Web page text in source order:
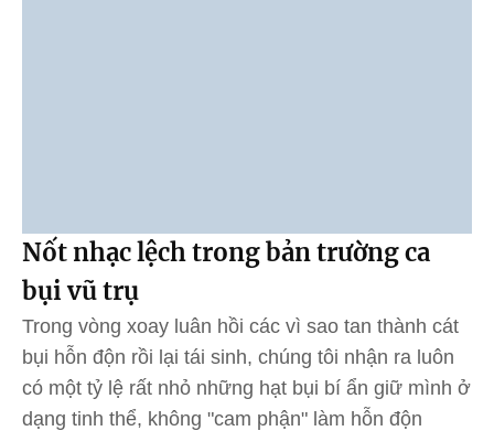
Nốt nhạc lệch trong bản trường ca
bụi vũ trụ
Trong vòng xoay luân hồi các vì sao tan thành cát
bụi hỗn độn rồi lại tái sinh, chúng tôi nhận ra luôn
có một tỷ lệ rất nhỏ những hạt bụi bí ẩn giữ mình ở
dạng tinh thể, không "cam phận" làm hỗn độn